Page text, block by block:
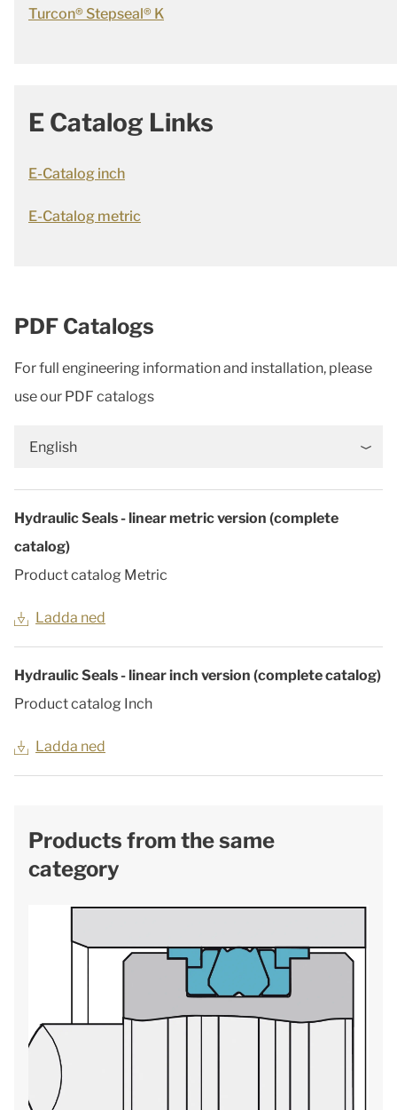
Turcon® Stepseal® K
E Catalog Links
E-Catalog inch
E-Catalog metric
PDF Catalogs
For full engineering information and installation, please
use our PDF catalogs
English
Hydraulic Seals - linear metric version (complete
catalog)
Product catalog Metric
Ladda ned
Hydraulic Seals - linear inch version (complete catalog)
Product catalog Inch
Ladda ned
Products from the same
category